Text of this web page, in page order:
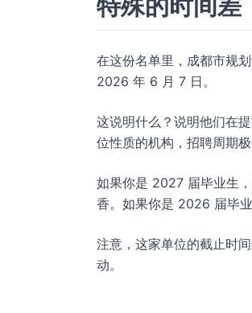
在这份名单里，成都市规
2026 年 6 月 7 日。
这说明什么？说明他们在
位性质的机构，招聘周期
如果你是 2027 届毕业生
香。如果你是 2026 届毕
注意，这家单位的截止时间
动。